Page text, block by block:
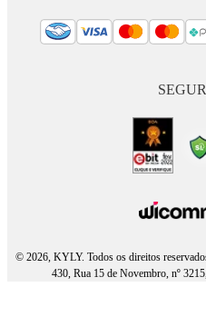
© 2026, KYLY. Todos os direitos
430, Rua 15 de Novembro, nº